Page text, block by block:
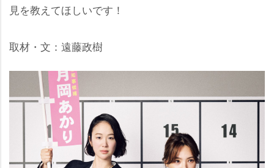
見を教えてほしいです！
取材・文：遠藤政樹